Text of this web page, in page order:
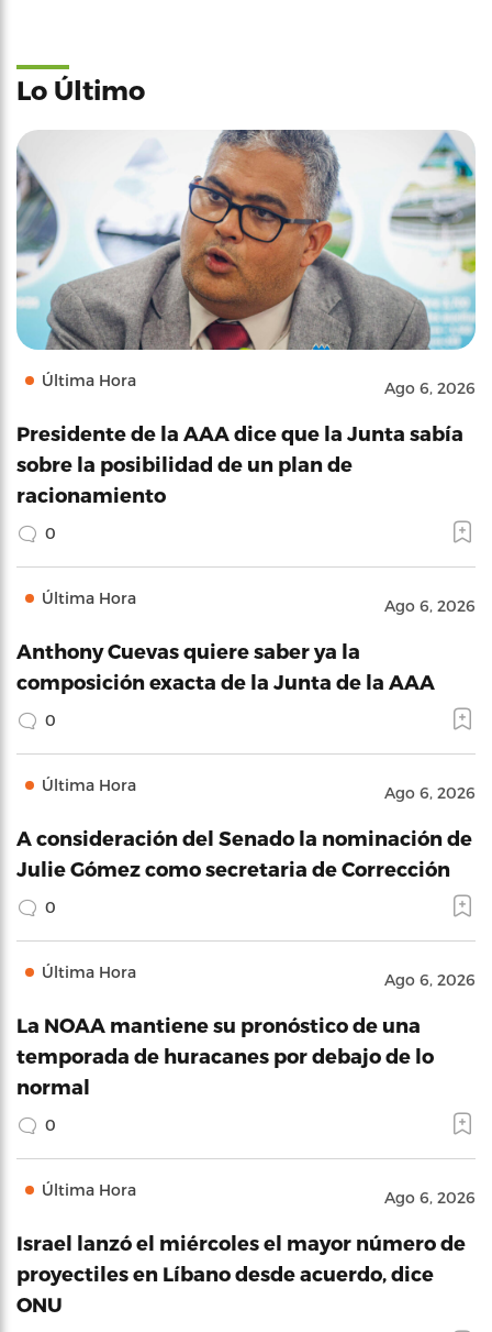
Lo Último
Última Hora Ago 6, 2026
Presidente de la AAA dice que la Junta sabía
sobre la posibilidad de un plan de
racionamiento
0
Última Hora Ago 6, 2026
Anthony Cuevas quiere saber ya la
composición exacta de la Junta de la AAA
0
Última Hora Ago 6, 2026
A consideración del Senado la nominación de
Julie Gómez como secretaria de Corrección
0
Última Hora Ago 6, 2026
La NOAA mantiene su pronóstico de una
temporada de huracanes por debajo de lo
normal
0
Última Hora Ago 6, 2026
Israel lanzó el miércoles el mayor número de
proyectiles en Líbano desde acuerdo, dice
ONU